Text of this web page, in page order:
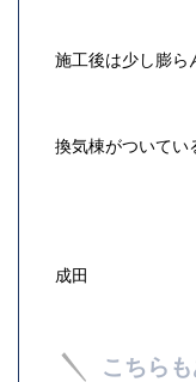
施工後は少し膨ら
換気棟がついてい
成田
こちら